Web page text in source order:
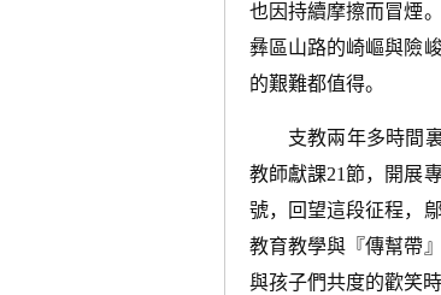
也因持續摩擦而冒煙
彝區山路的崎嶇與險
的艱難都值得。
支教兩年多時間
教師獻課21節，開展
號，回望這段征程，
教育教學與『傳幫帶
與孩子們共度的歡笑時